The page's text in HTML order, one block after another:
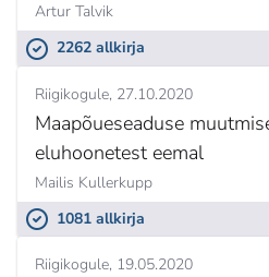
Artur Talvik
2262 allkirja
Riigikogule 27.10.2020
Maapõueseaduse
eluhoonetest eemal
Mailis Kullerkupp
1081 allkirja
Riigikogule 19.05.2020